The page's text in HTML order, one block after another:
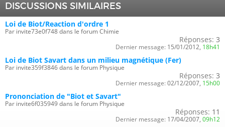
DISCUSSIONS SIMILAIRES
Loi de Biot/Reaction d'ordre 1
Par invite73e0f748 dans le forum Chimie
Réponses: 3
Dernier message: 15/01/2012, 18h41
Loi de Biot Savart dans un milieu magnétique (Fer)
Par invite359f3846 dans le forum Physique
Réponses: 3
Dernier message: 02/12/2007, 15h00
Prononciation de "Biot et Savart"
Par invite6f035949 dans le forum Physique
Réponses: 11
Dernier message: 17/04/2007, 09h12